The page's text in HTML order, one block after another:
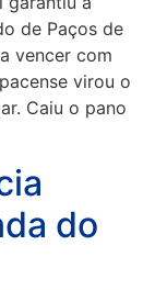
de Paços de
vencer com
virou o
Caiu o pano
do